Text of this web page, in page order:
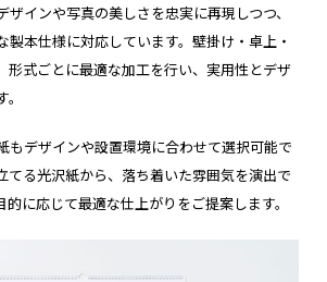
ザインや写真の美しさを忠実に再現しつつ、
製本仕様に対応しています。壁掛け・卓上・
形式ごとに最適な加工を行い、実用性とデザ
もデザインや設置環境に合わせて選択可能で
てる光沢紙から、落ち着いた雰囲気を演出で
に応じて最適な仕上がりをご提案します。